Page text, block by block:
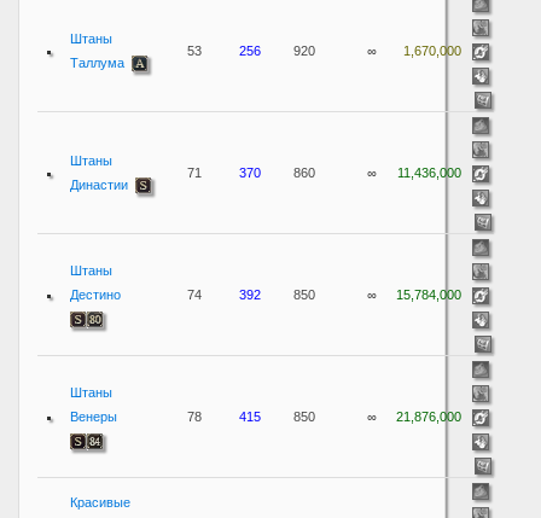
Штаны
Таллума
53 256 920 ∞ 1,670,000
Штаны
Династии
71 370 860 ∞ 11,436,000
Штаны
Дестино
74 392 850 ∞ 15,784,000
Штаны
Венеры
78 415 850 ∞ 21,876,000
Красивые